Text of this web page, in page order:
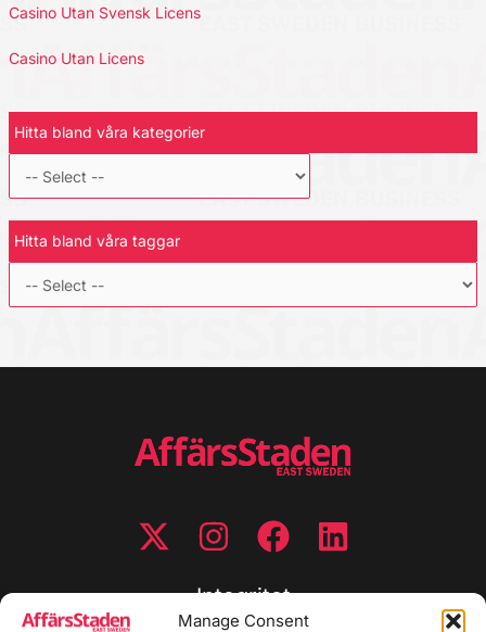
Manage Consent
Casino Utan Svensk Licens
Casino Utan Licens
Hitta bland våra kategorier
Hitta bland våra taggar
Integritet